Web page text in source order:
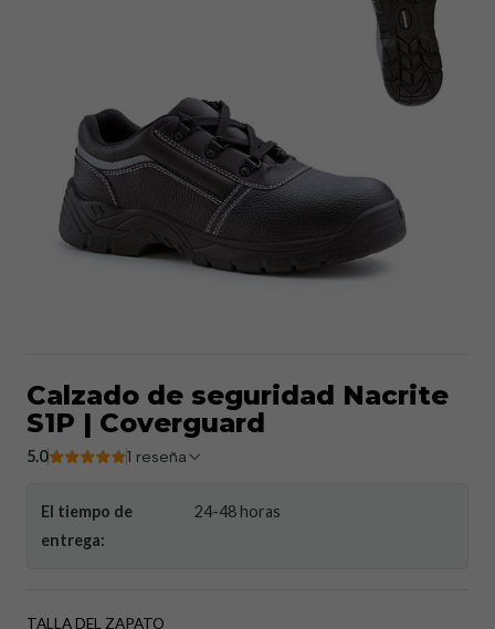
Calzado de seguridad Nacrite
S1P | Coverguard
5.0 1 reseña
El tiempo de
entrega:
24-48 horas
TALLA DEL ZAPATO